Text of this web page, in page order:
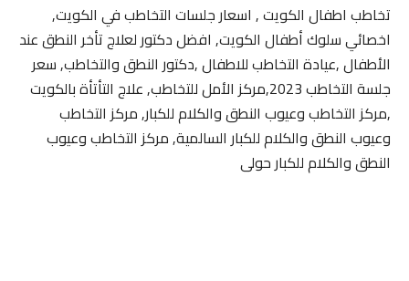
تخاطب اطفال الكويت , اسعار جلسات التخاطب في الكويت,
اخصائي سلوك أطفال الكويت, افضل دكتور لعلاج تأخر النطق عند
الأطفال ,عيادة التخاطب للاطفال ,دكتور النطق والتخاطب, سعر
جلسة التخاطب 2023,مركز الأمل للتخاطب, علاج التأتأة بالكويت
,مركز التخاطب وعيوب النطق والكلام للكبار, مركز التخاطب
وعيوب النطق والكلام للكبار السالمية, مركز التخاطب وعيوب
النطق والكلام للكبار حولى